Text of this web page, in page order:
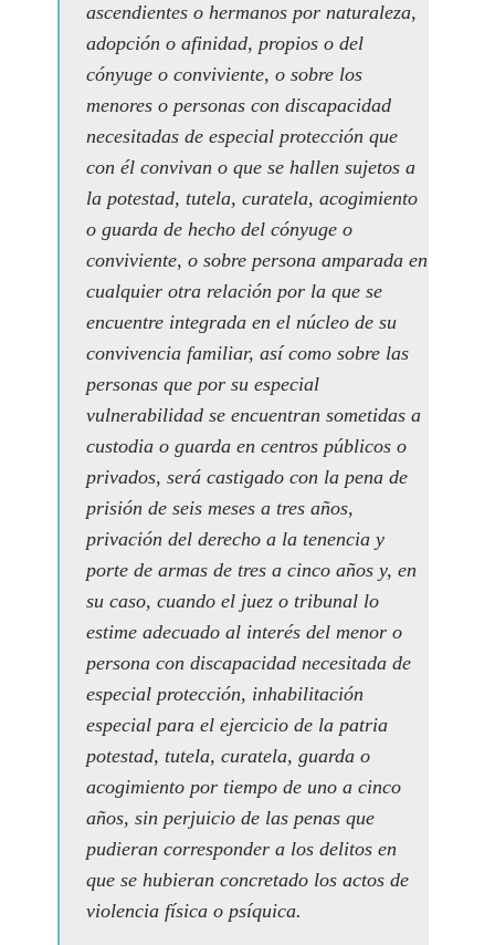
ascendientes o hermanos por naturaleza,
adopción o afinidad, propios o del
cónyuge o conviviente, o sobre los
menores o personas con discapacidad
necesitadas de especial protección que
con él convivan o que se hallen sujetos a
la potestad, tutela, curatela, acogimiento
o guarda de hecho del cónyuge o
conviviente, o sobre persona amparada en
cualquier otra relación por la que se
encuentre integrada en el núcleo de su
convivencia familiar, así como sobre las
personas que por su especial
vulnerabilidad se encuentran sometidas a
custodia o guarda en centros públicos o
privados, será castigado con la pena de
prisión de seis meses a tres años,
privación del derecho a la tenencia y
porte de armas de tres a cinco años y, en
su caso, cuando el juez o tribunal lo
estime adecuado al interés del menor o
persona con discapacidad necesitada de
especial protección, inhabilitación
especial para el ejercicio de la patria
potestad, tutela, curatela, guarda o
acogimiento por tiempo de uno a cinco
años, sin perjuicio de las penas que
pudieran corresponder a los delitos en
que se hubieran concretado los actos de
violencia física o psíquica.